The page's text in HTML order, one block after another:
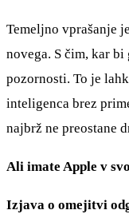
Temeljno vprašanje
novega. S čim, kar
pozornosti. To je
inteligenca brez
najbrž ne preostane
Ali imate Apple v
Izjava o omejitvi